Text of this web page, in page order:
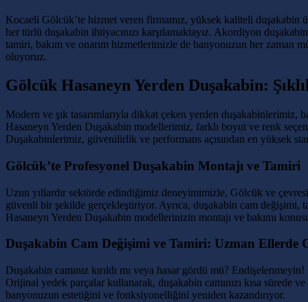
Kocaeli Gölcük’te hizmet veren firmamız, yüksek kaliteli duşakabin
her türlü duşakabin ihtiyacınızı karşılamaktayız. Akordiyon
tamiri, bakım ve onarım hizmetlerimizle de banyonuzun her zaman
oluyoruz.
Gölcük Hasaneyn Yerden Duşakabin:
Modern ve şık tasarımlarıyla dikkat çeken yerden duşakabinlerimiz,
Hasaneyn Yerden Duşakabin modellerimiz, farklı boyut ve renk
Duşakabinlerimiz, güvenilirlik ve performans açısından en yüksek
Gölcük’te Profesyonel Duşakabin Montajı ve Tamiri
Uzun yıllardır sektörde edindiğimiz deneyimimizle, Gölcük ve
güvenli bir şekilde gerçekleştiriyor. Ayrıca, duşakabin cam değişimi,
Hasaneyn Yerden Duşakabin modellerinizin montajı ve bakımı
Duşakabin Cam Değişimi ve Tamiri: Uzman Ellerde
Duşakabin camınız kırıldı mı veya hasar gördü mü?
Orijinal yedek parçalar kullanarak, duşakabin camınızı kısa sürede
banyonuzun estetiğini ve fonksiyonelliğini yeniden kazandırıyor.